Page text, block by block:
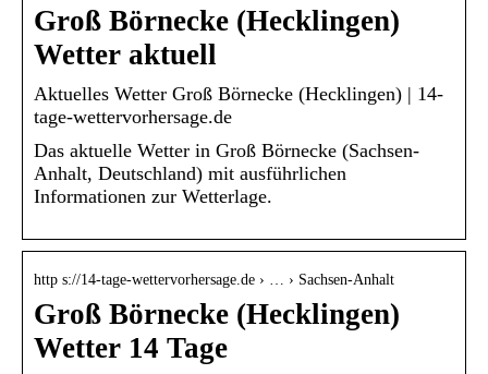
Groß Börnecke (Hecklingen)
Wetter aktuell
Aktuelles Wetter Groß Börnecke (Hecklingen) | 14-
tage-wettervorhersage.de
Das aktuelle Wetter in Groß Börnecke (Sachsen-
Anhalt, Deutschland) mit ausführlichen
Informationen zur Wetterlage.
http s://14-tage-wettervorhersage.de › … › Sachsen-Anhalt
Groß Börnecke (Hecklingen)
Wetter 14 Tage